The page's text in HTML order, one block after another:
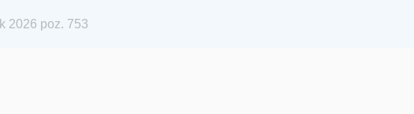
2026 poz. 753